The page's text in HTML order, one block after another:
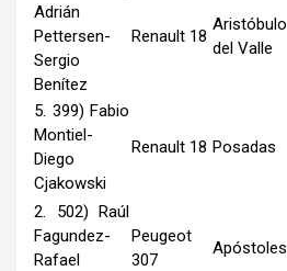
Adrián
Pettersen-
Sergio
Benítez
Renault 18
Aristóbulo
del Valle
5. 399) Fabio
Montiel-
Diego
Cjakowski
Renault 18 Posadas
2. 502) Raúl
Fagundez-
Rafael
Peugeot
307
Apóstoles